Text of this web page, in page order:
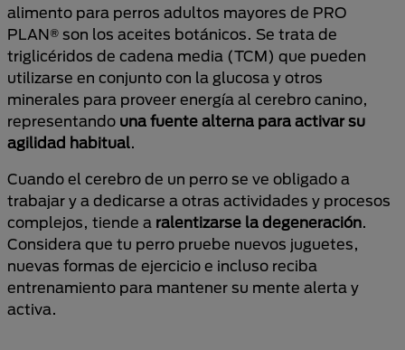
alimento para perros adultos mayores de PRO
PLAN® son los aceites botánicos. Se trata de
triglicéridos de cadena media (TCM) que pueden
utilizarse en conjunto con la glucosa y otros
minerales para proveer energía al cerebro canino,
representando una fuente alterna para activar su
agilidad habitual.
Cuando el cerebro de un perro se ve obligado a
trabajar y a dedicarse a otras actividades y procesos
complejos, tiende a ralentizarse la degeneración.
Considera que tu perro pruebe nuevos juguetes,
nuevas formas de ejercicio e incluso reciba
entrenamiento para mantener su mente alerta y
activa.